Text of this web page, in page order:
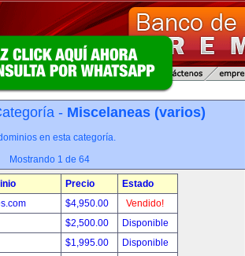
- Miscelaneas (varios)
en esta categoría.
Mostrando 1 de 64
Precio
Estado
$4,950.00
Vendido!
$2,500.00
Disponible
$1,995.00
Disponible